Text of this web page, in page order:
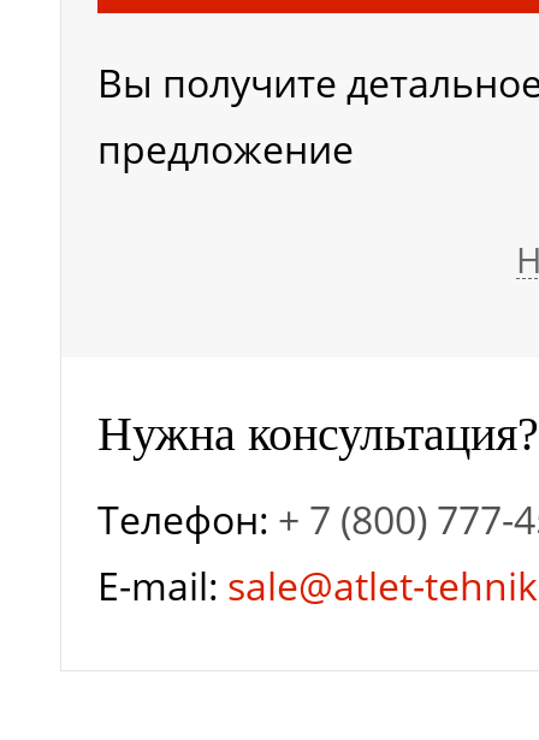
Модель
платформы с грузом,
Вы получите
предложение
Нужна консультация?
Телефон: + 7 (800) 777-
E-mail: sale@atlet-